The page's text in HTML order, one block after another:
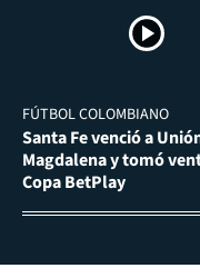
FÚTBOL COLOMBIANO
Santa Fe venció a
Magdalena y tomó
Copa BetPlay